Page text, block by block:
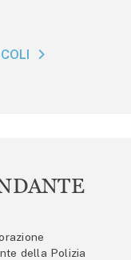
della Polizia